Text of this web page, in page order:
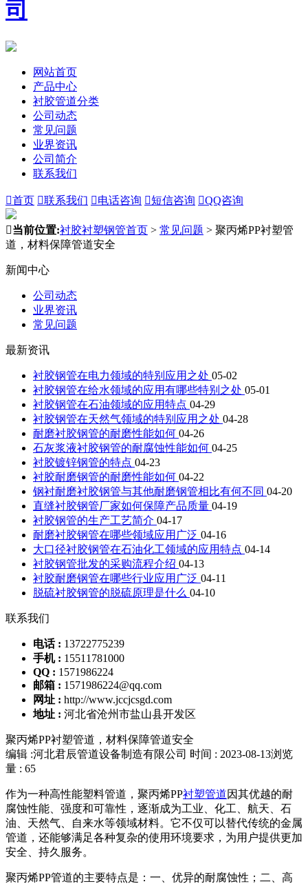
网站首页
产品中心
衬胶管道分类
公司动态
常见问题
业界资讯
公司简介
联系我们
首页 联系我们 电话咨询 短信咨询 QQ咨询
当前位置:衬胶衬塑钢管首页 > 常见问题 > 聚丙烯PP衬塑管
道，材料保障管道安全
新闻中心
公司动态
业界资讯
常见问题
最新资讯
衬胶钢管在电力领域的特别应用之处 05-02
衬胶钢管在给水领域的应用有哪些特别之处 05-01
衬胶钢管在石油领域的应用特点 04-29
衬胶钢管在天然气领域的特别应用之处 04-28
耐磨衬胶钢管的耐磨性能如何 04-26
石灰浆液衬胶钢管的耐腐蚀性能如何 04-25
衬胶镀锌钢管的特点 04-23
衬胶耐磨钢管的耐磨性能如何 04-22
钢衬耐磨衬胶钢管与其他耐磨钢管相比有何不同 04-20
直缝衬胶钢管厂家如何保障产品质量 04-19
衬胶钢管的生产工艺简介 04-17
耐磨衬胶钢管在哪些领域应用广泛 04-16
大口径衬胶钢管在石油化工领域的应用特点 04-14
衬胶钢管批发的采购流程介绍 04-13
衬胶耐磨钢管在哪些行业应用广泛 04-11
脱硫衬胶钢管的脱硫原理是什么 04-10
联系我们
电话 : 13722775239
手机 : 15511781000
QQ : 1571986224
邮箱 : 1571986224@qq.com
网址 : http://www.jccjcsgd.com
地址 : 河北省沧州市盐山县开发区
聚丙烯PP衬塑管道，材料保障管道安全
编辑 :河北君辰管道设备制造有限公司 时间 : 2023-08-13浏览
量 : 65
作为一种高性能塑料管道，聚丙烯PP衬塑管道因其优越的耐
腐蚀性能、强度和可靠性，逐渐成为工业、化工、航天、石
油、天然气、自来水等领域材料。它不仅可以替代传统的金属
管道，还能够满足各种复杂的使用环境要求，为用户提供更加
安全、持久服务。
聚丙烯PP管道的主要特点是：一、优异的耐腐蚀性；二、高